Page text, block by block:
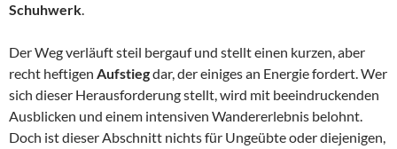
Schuhwerk.
Der Weg verläuft steil bergauf und stellt einen kurzen, aber
recht heftigen Aufstiegdar, der einiges an Energie fordert. Wer
sich dieser Herausforderung stellt, wird mit beeindruckenden
Ausblicken und einem intensiven Wandererlebnis belohnt.
Doch ist dieser Abschnitt nichts für Ungeübte oder diejenigen,